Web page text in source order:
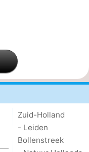
Zuid-Holland
- Leiden
Bollenstreek